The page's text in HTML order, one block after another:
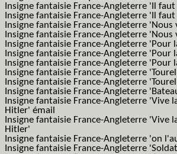
Insigne fantaisie France-Angleterre 'Il
Insigne fantaisie France-Angleterre 'Il
Insigne fantaisie France-Angleterre
Insigne fantaisie France-Angleterre
Insigne fantaisie France-Angleterre 'Pour
Insigne fantaisie France-Angleterre 'Pour
Insigne fantaisie France-Angleterre 'Pour
Insigne fantaisie France-Angleterre
Insigne fantaisie France-Angleterre
Insigne fantaisie France-Angleterre
Insigne fantaisie France-Angleterre
Hitler' émail
Insigne fantaisie France-Angleterre
Hitler'
Insigne fantaisie France-Angleterre 'on
Insigne fantaisie France-Angleterre